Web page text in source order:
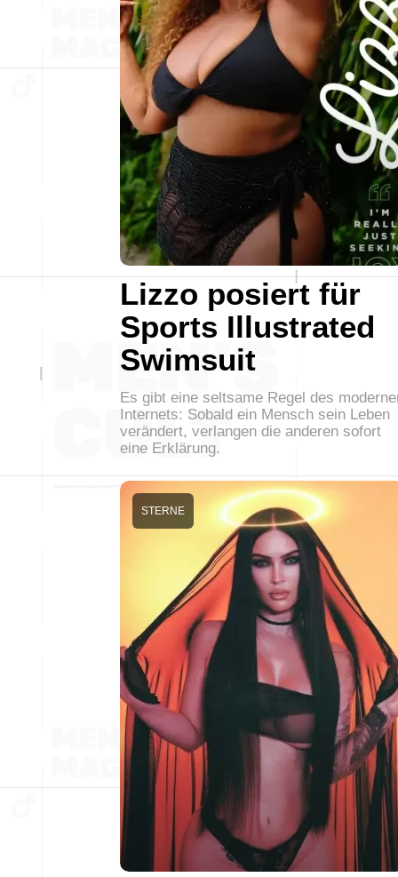
Lizzo posiert für
Sports Illustrated
Swimsuit
Es gibt eine seltsame Regel des
Internets: Sobald ein Mensch sein Leben
verändert, verlangen die anderen sofort
eine Erklärung.
STERNE